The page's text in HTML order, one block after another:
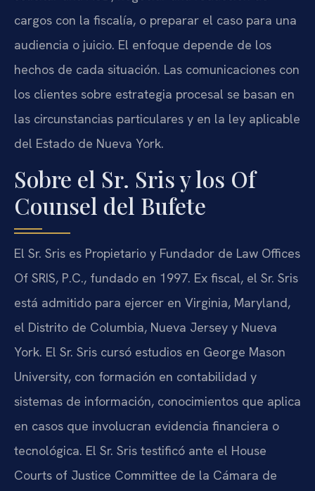
cargos con la fiscalía, o preparar el caso para una
audiencia o juicio. El enfoque depende de los
hechos de cada situación. Las comunicaciones con
los clientes sobre estrategia procesal se basan en
las circunstancias particulares y en la ley aplicable
del Estado de Nueva York.
Sobre el Sr. Sris y los Of
Counsel del Bufete
El Sr. Sris es Propietario y Fundador de Law Offices
Of SRIS, P.C., fundado en 1997. Ex fiscal, el Sr. Sris
está admitido para ejercer en Virginia, Maryland,
el Distrito de Columbia, Nueva Jersey y Nueva
York. El Sr. Sris cursó estudios en George Mason
University, con formación en contabilidad y
sistemas de información, conocimientos que aplica
en casos que involucran evidencia financiera o
tecnológica. El Sr. Sris testificó ante el House
Courts of Justice Committee de la Cámara de